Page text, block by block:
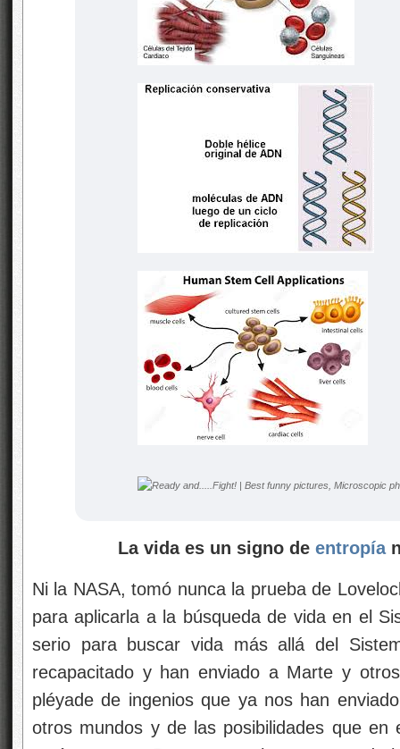
La vida es un signo de entropía
Ni la NASA, tomó nunca la prueba de
para aplicarla a la búsqueda de vida en el
serio para buscar vida más allá del
recapacitado y han enviado a Marte y
pléyade de ingenios que ya nos han
otros mundos y de las posibilidades que en